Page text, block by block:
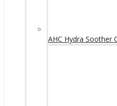
AHC Hydra Soother